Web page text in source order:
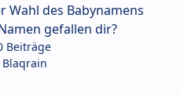
Wahl des Babynamens
gefallen dir?
Beiträge
Blaqrain